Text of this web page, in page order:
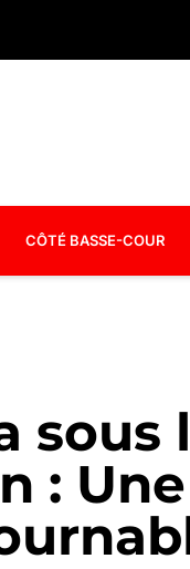
CÔTÉ BASSE-COUR
sous
: